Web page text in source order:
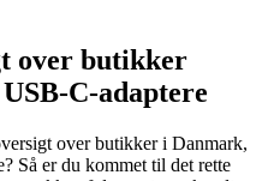
over butikker
C-adaptere
over butikker i Danmark,
Så er du kommet til det rette